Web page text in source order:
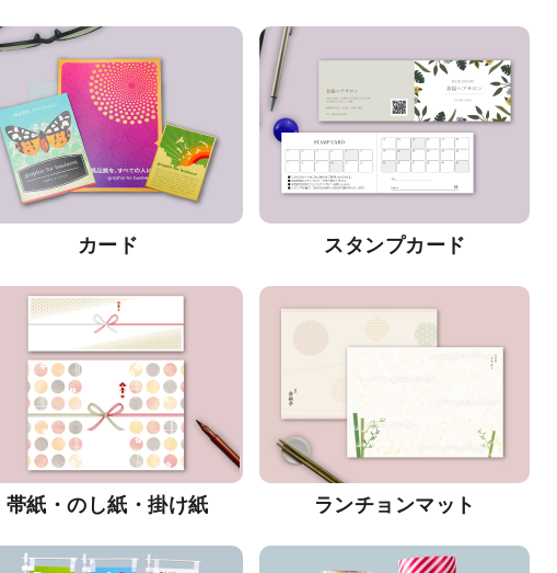
カード スタンプカード
帯紙・のし紙・掛け紙 ランチョンマット